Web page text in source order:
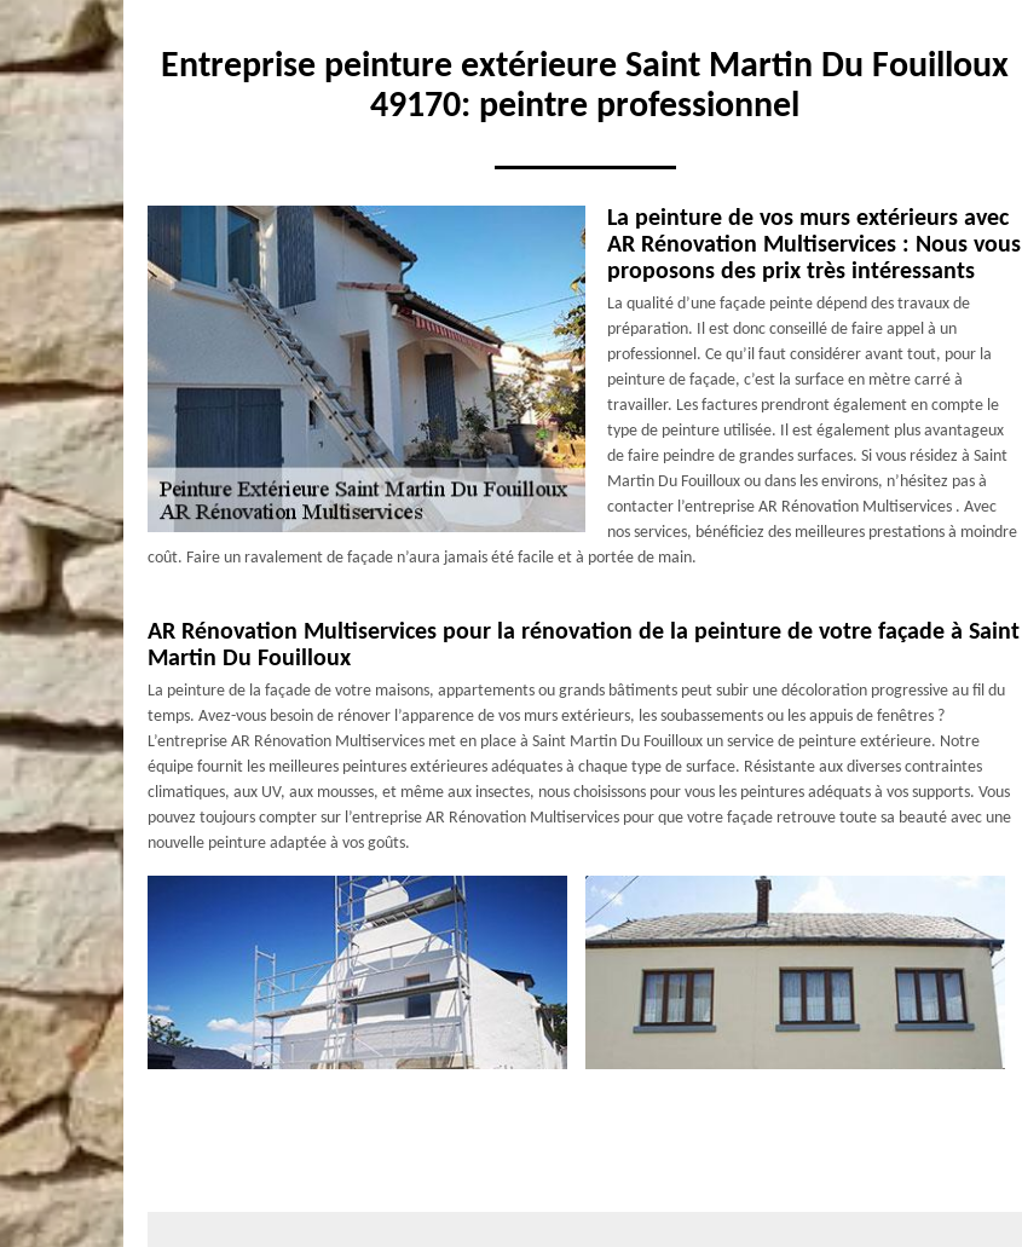
Entreprise peinture extérieure Saint Martin Du Fouilloux
49170: peintre professionnel
La peinture de vos murs extérieurs avec
AR Rénovation Multiservices : Nous vous
proposons des prix très intéressants
La qualité d’une façade peinte dépend des travaux de
préparation. Il est donc conseillé de faire appel à un
professionnel. Ce qu’il faut considérer avant tout, pour la
peinture de façade, c’est la surface en mètre carré à
travailler. Les factures prendront également en compte le
type de peinture utilisée. Il est également plus avantageux
de faire peindre de grandes surfaces. Si vous résidez à Saint
Martin Du Fouilloux ou dans les environs, n’hésitez pas à
contacter l’entreprise AR Rénovation Multiservices . Avec
nos services, bénéficiez des meilleures prestations à moindre
coût. Faire un ravalement de façade n’aura jamais été facile et à portée de main.
AR Rénovation Multiservices pour la rénovation de la peinture de votre façade à Saint
Martin Du Fouilloux
La peinture de la façade de votre maisons, appartements ou grands bâtiments peut subir une décoloration progressive au fil du
temps. Avez-vous besoin de rénover l’apparence de vos murs extérieurs, les soubassements ou les appuis de fenêtres ?
L’entreprise AR Rénovation Multiservices met en place à Saint Martin Du Fouilloux un service de peinture extérieure. Notre
équipe fournit les meilleures peintures extérieures adéquates à chaque type de surface. Résistante aux diverses contraintes
climatiques, aux UV, aux mousses, et même aux insectes, nous choisissons pour vous les peintures adéquats à vos supports. Vous
pouvez toujours compter sur l’entreprise AR Rénovation Multiservices pour que votre façade retrouve toute sa beauté avec une
nouvelle peinture adaptée à vos goûts.